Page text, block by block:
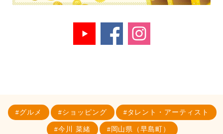
グルメ ショッピング タレント・アーティスト
今川 菜緒 岡山県（早島町）